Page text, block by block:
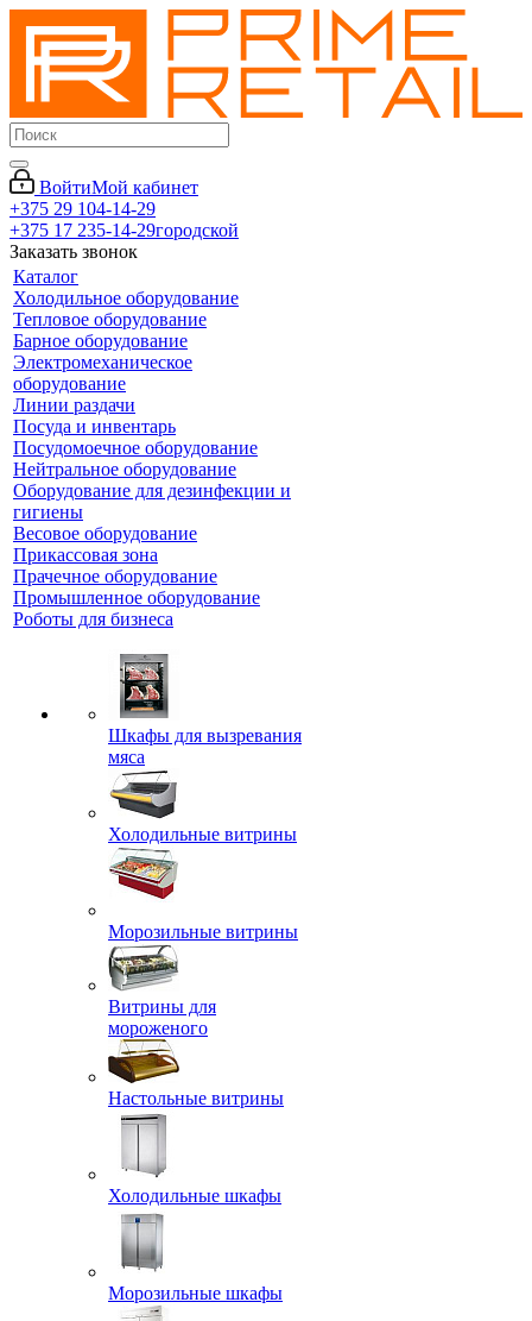
ВойтиМой кабинет
+375 29 104-14-29
+375 17 235-14-29городской
Заказать звонок
Каталог
Холодильное оборудование
Тепловое оборудование
Барное оборудование
Электромеханическое
оборудование
Линии раздачи
Посуда и инвентарь
Посудомоечное оборудование
Нейтральное оборудование
Оборудование для дезинфекции и
гигиены
Весовое оборудование
Прикассовая зона
Прачечное оборудование
Промышленное оборудование
Роботы для бизнеса
Шкафы для вызревания
мяса
Холодильные витрины
Морозильные витрины
Витрины для
мороженого
Настольные витрины
Холодильные шкафы
Морозильные шкафы